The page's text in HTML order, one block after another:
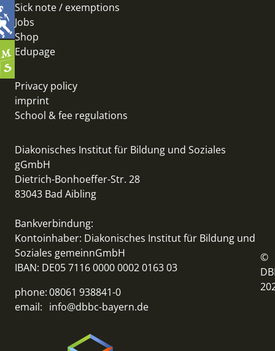
Sick note / exemptions
Jobs
Shop
Edupage
Privacy policy
imprint
School & fee regulations
Diakonisches Institut für Bildung und Soziales
gGmbH
Dietrich-Bonhoeffer-Str. 28
83043 Bad Aibling
Bankverbindung:
Kontoinhaber: Diakonisches Institut für Bildung und
Soziales gemeinnGmbH
IBAN: DE05 7116 0000 0002 0163 03
phone:08061 938841-0
email: info@dbbc-bayern.de
©